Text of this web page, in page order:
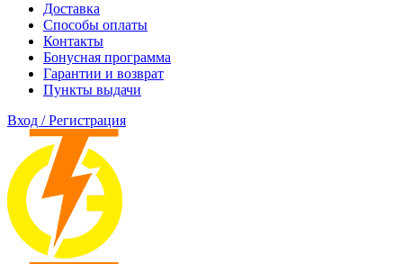
Доставка
Способы оплаты
Контакты
Бонусная программа
Гарантии и возврат
Пункты выдачи
Вход / Регистрация